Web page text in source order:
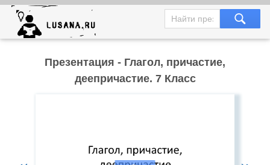
Презентация - Глагол, причастие,
деепричастие. 7 Класс